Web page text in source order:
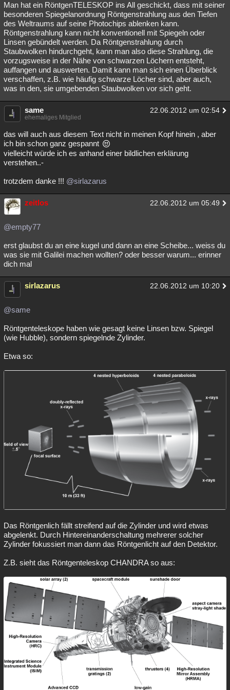
Man hat ein RöntgenTELESKOP ins All geschickt, dass mit seiner
besonderen Spiegelanordnung Röntgenstrahlung aus den Tiefen
des Weltraums auf seine Photochips ablenken kann.
Röntgenstrahlung kann nicht konventionell mit Spiegeln oder
Linsen gebündelt werden. Da Röntgenstrahlung durch
Staubwolken hindurchgeht, kann man also diese Strahlung, die
vorzugsweise in der Nähe von schwarzen Löchern entsteht,
auffangen und auswerten. Damit kann man sich einen Überblick
verschaffen, z.B. wie häufig schwarze Löcher sind, aber auch,
was in den, sie umgebenden Staubwolken vor sich geht.
same 22.06.2012 um 02:54
ehemaliges Mitglied
das will auch aus diesem Text nicht in meinen Kopf hinein , aber
ich bin schon ganz gespannt
vielleicht würde ich es anhand einer bildlichen erklärung
verstehen..-
trotzdem danke !!! @sirlazarus
zeitlos 22.06.2012 um 05:49
@empty77
erst glaubst du an eine kugel und dann an eine Scheibe... weiss du
was sie mit Galilei machen wollten? oder besser warum... erinner
dich mal
sirlazarus 22.06.2012 um 10:20
@same
Röntgenteleskope haben wie gesagt keine Linsen bzw. Spiegel
(wie Hubble), sondern spiegelnde Zylinder.
Etwa so:
Das Röntgenlich fällt streifend auf die Zylinder und wird etwas
abgelenkt. Durch Hintereinanderschaltung mehrerer solcher
Zylinder fokussiert man dann das Röntgenlicht auf den Detektor.
Z.B. sieht das Röntgenteleskop CHANDRA so aus: